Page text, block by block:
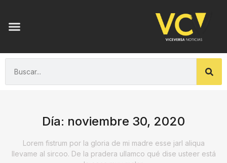
Día: noviembre 30, 2020
Lorem fistrum por la gloria de mi madre esse jarl aliqua
llevame al sircoo. De la pradera ullamco qué dise usteer está